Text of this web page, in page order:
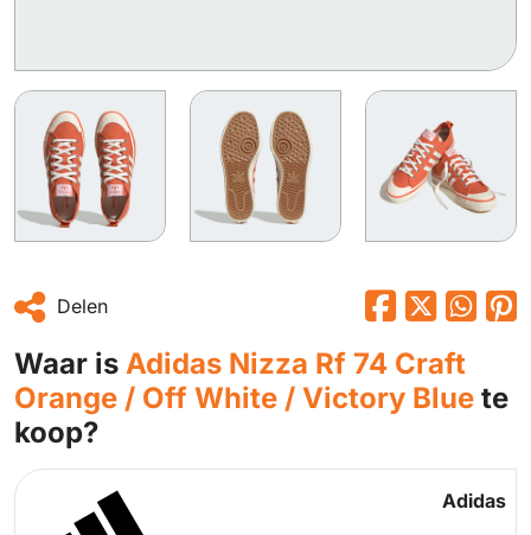
Delen
Waar is Adidas Nizza Rf 74 Craft
Orange / Off White / Victory Blue te
koop?
Adidas